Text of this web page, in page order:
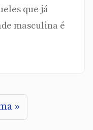
que já
masculina é
»